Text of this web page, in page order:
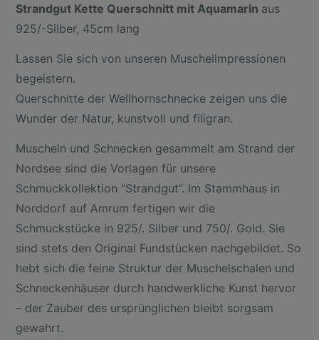
Strandgut Kette Querschnitt mit Aquamarin aus
925/-Silber, 45cm lang
Lassen Sie sich von unseren Muschelimpressionen
begeistern.
Querschnitte der Wellhornschnecke zeigen uns die
Wunder der Natur, kunstvoll und filigran.
Muscheln und Schnecken gesammelt am Strand der
Nordsee sind die Vorlagen für unsere
Schmuckkollektion “Strandgut”. Im Stammhaus in
Norddorf auf Amrum fertigen wir die
Schmuckstücke in 925/. Silber und 750/. Gold. Sie
sind stets den Original Fundstücken nachgebildet. So
hebt sich die feine Struktur der Muschelschalen und
Schneckenhäuser durch handwerkliche Kunst hervor
– der Zauber des ursprünglichen bleibt sorgsam
gewahrt.